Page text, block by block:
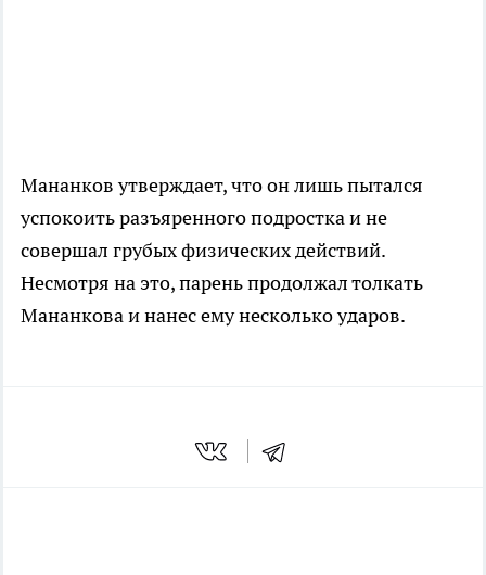
Мананков утверждает, что он лишь пытался
успокоить разъяренного подростка и не
совершал грубых физических действий.
Несмотря на это, парень продолжал толкать
Мананкова и нанес ему несколько ударов.